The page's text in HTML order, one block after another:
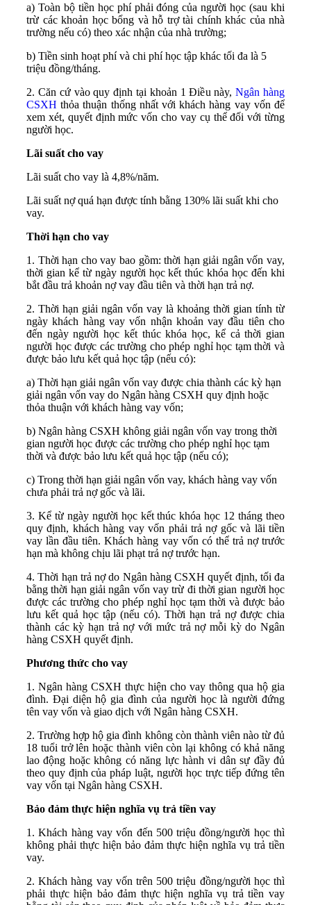
a) Toàn bộ tiền học phí phải đóng của người học (sau khi
trừ các khoản học bổng và hỗ trợ tài chính khác của nhà
trường nếu có) theo xác nhận của nhà trường;
b) Tiền sinh hoạt phí và chi phí học tập khác tối đa là 5
triệu đồng/tháng.
2. Căn cứ vào quy định tại khoản 1 Điều này,Ngân hàng
CSXH thỏa thuận thống nhất với khách hàng vay vốn để
xem xét, quyết định mức vốn cho vay cụ thể đối với từng
người học.
Lãi suất cho vay
Lãi suất cho vay là 4,8%/năm.
Lãi suất nợ quá hạn được tính bằng 130% lãi suất khi cho
vay.
Thời hạn cho vay
1. Thời hạn cho vay bao gồm: thời hạn giải ngân vốn vay,
thời gian kể từ ngày người học kết thúc khóa học đến khi
bắt đầu trả khoản nợ vay đầu tiên và thời hạn trả nợ.
2. Thời hạn giải ngân vốn vay là khoảng thời gian tính từ
ngày khách hàng vay vốn nhận khoản vay đầu tiên cho
đến ngày người học kết thúc khóa học, kể cả thời gian
người học được các trường cho phép nghỉ học tạm thời và
được bảo lưu kết quả học tập (nếu có):
a) Thời hạn giải ngân vốn vay được chia thành các kỳ hạn
giải ngân vốn vay do Ngân hàng CSXH quy định hoặc
thỏa thuận với khách hàng vay vốn;
b) Ngân hàng CSXH không giải ngân vốn vay trong thời
gian người học được các trường cho phép nghỉ học tạm
thời và được bảo lưu kết quả học tập (nếu có);
c) Trong thời hạn giải ngân vốn vay, khách hàng vay vốn
chưa phải trả nợ gốc và lãi.
3. Kể từ ngày người học kết thúc khóa học 12 tháng theo
quy định, khách hàng vay vốn phải trả nợ gốc và lãi tiền
vay lần đầu tiên. Khách hàng vay vốn có thể trả nợ trước
hạn mà không chịu lãi phạt trả nợ trước hạn.
4. Thời hạn trả nợ do Ngân hàng CSXH quyết định, tối đa
bằng thời hạn giải ngân vốn vay trừ đi thời gian người học
được các trường cho phép nghỉ học tạm thời và được bảo
lưu kết quả học tập (nếu có). Thời hạn trả nợ được chia
thành các kỳ hạn trả nợ với mức trả nợ mỗi kỳ do Ngân
hàng CSXH quyết định.
Phương thức cho vay
1. Ngân hàng CSXH thực hiện cho vay thông qua hộ gia
đình. Đại diện hộ gia đình của người học là người đứng
tên vay vốn và giao dịch với Ngân hàng CSXH.
2. Trường hợp hộ gia đình không còn thành viên nào từ đủ
18 tuổi trở lên hoặc thành viên còn lại không có khả năng
lao động hoặc không có năng lực hành vi dân sự đầy đủ
theo quy định của pháp luật, người học trực tiếp đứng tên
vay vốn tại Ngân hàng CSXH.
Bảo đảm thực hiện nghĩa vụ trả tiền vay
1. Khách hàng vay vốn đến 500 triệu đồng/người học thì
không phải thực hiện bảo đảm thực hiện nghĩa vụ trả tiền
vay.
2. Khách hàng vay vốn trên 500 triệu đồng/người học thì
phải thực hiện bảo đảm thực hiện nghĩa vụ trả tiền vay